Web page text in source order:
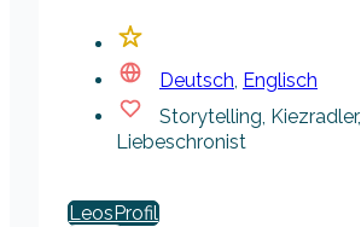
Deutsch, Englisch
Storytelling, Kiezradler,
Liebeschronist
Leos